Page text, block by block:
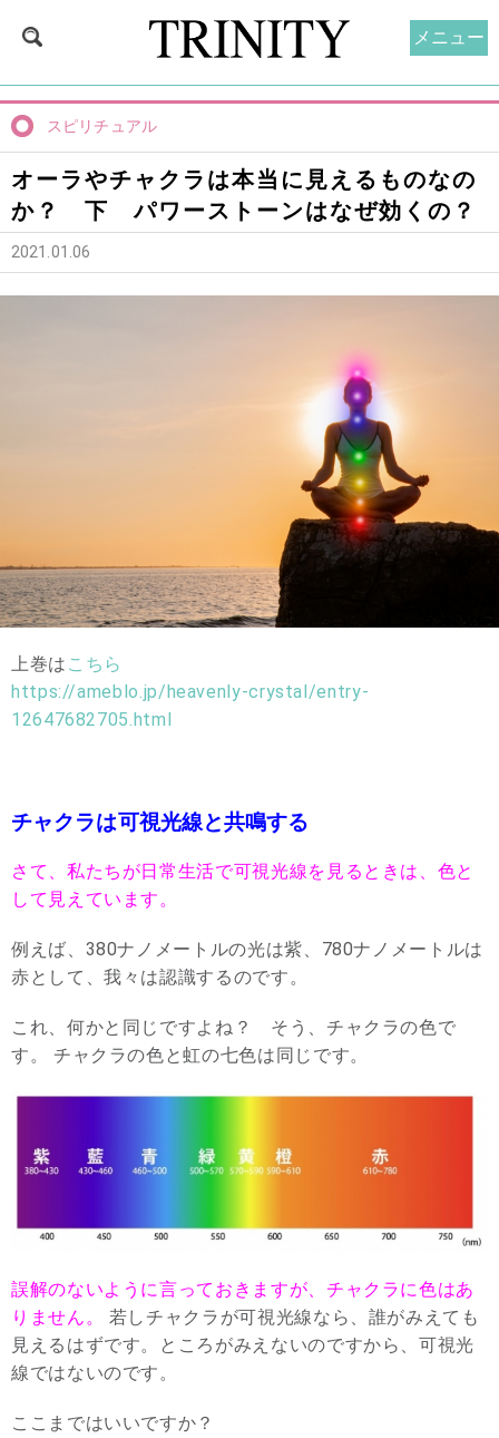
スピリチュアル
オーラやチャクラは本当に見えるものなの
か？ 下 パワーストーンはなぜ効くの？
2021.01.06
上巻は こちら
https://ameblo.jp/heavenly-crystal/entry-
12647682705.html
チャクラは可視光線と共鳴する
さて、私たちが日常生活で可視光線を見るときは、色と
して見えています。
例えば、380ナノメートルの光は紫、780ナノメートルは
赤として、我々は認識するのです。
これ、何かと同じですよね？ そう、チャクラの色で
す。 チャクラの色と虹の七色は同じです。
誤解のないように言っておきますが、チャクラに色はあ
りません。
若しチャクラが可視光線なら、誰がみえても
見えるはずです。ところがみえないのですから、可視光
線ではないのです。
ここまではいいですか？
メニュー